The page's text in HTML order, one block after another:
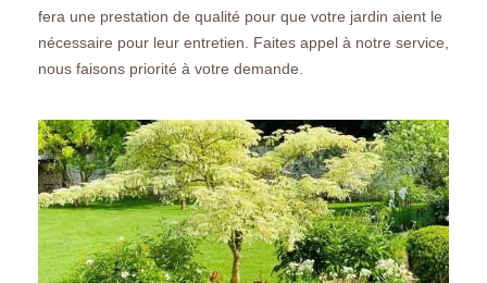
fera une prestation de qualité pour que votre jardin aient le
nécessaire pour leur entretien. Faites appel à notre service,
nous faisons priorité à votre demande.